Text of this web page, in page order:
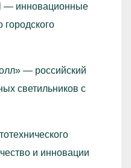
— инновационные
— российский
светильников с
и инновации